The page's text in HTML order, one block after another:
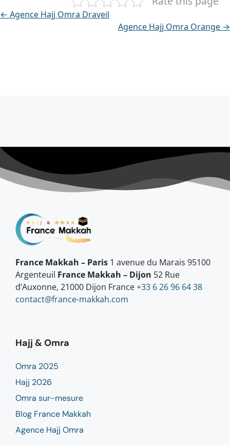
← Agence Hajj Omra Draveil
Agence Hajj Omra Orange →
France Makkah – Paris 1 avenue du Marais 95100
Argenteuil France Makkah – Dijon 52 Rue
d’Auxonne, 21000 Dijon France+33 6 26 96 64 38
contact@france-makkah.com
Hajj & Omra
Omra 2025
Hajj 2026
Omra sur-mesure
Blog France Makkah
Agence Hajj Omra